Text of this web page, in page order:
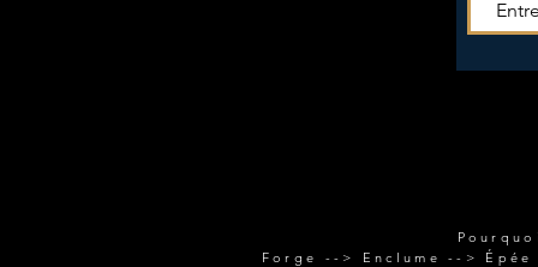
Forge --> Enclume -->